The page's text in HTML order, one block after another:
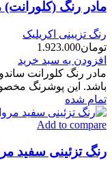
مادر رنگ (کلورانت)
رنگ تزیینی اکریلیک
تومان1.923.000
افزودن به سبد خرید
مادر رنگ کلورانت
باشد. این پوشرنگ
تمام شده
Add to compare
رنگ تزئینی سفید